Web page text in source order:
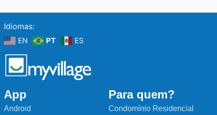
Idiomas:
EN PT ES
App
Android
Para quem?
Condomínio Residencial